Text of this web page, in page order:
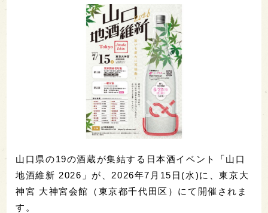
山口県の19の酒蔵が集結する日本酒イベント「山口
地酒維新 2026」が、2026年7月15日(水)に、東京大
神宮 大神宮会館（東京都千代田区）にて開催されま
す。